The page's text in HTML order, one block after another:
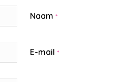
Naam*
E-mail*